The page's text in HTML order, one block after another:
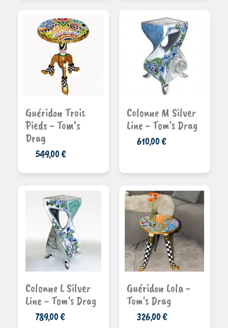
Guéridon Trois
Pieds - Tom’s
Drag
549,00 €
Ajouter au
panier
Colonne M Silver
Line - Tom's Drag
610,00 €
Ajouter au
panier
Colonne L Silver
Line - Tom's Drag
789,00 €
Ajouter au
Guéridon Lola -
Tom's Drag
326,00 €
Ajouter au